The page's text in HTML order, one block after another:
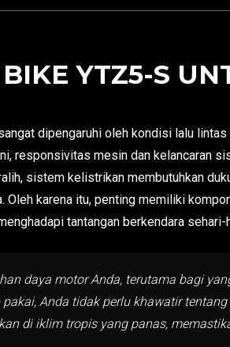
YTZ5-S
dipengaruhi oleh kondisi lalu
responsivitas mesin dan kelancaran
sistem kelistrikan membutuhkan
karena itu, penting memiliki
tantangan berkendara sehari-
daya motor Anda, terutama bagi
Anda tidak perlu khawatir
di iklim tropis yang panas,